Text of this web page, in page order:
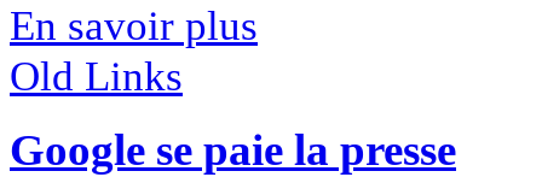
En savoir plus
Old Links
Google se paie la presse